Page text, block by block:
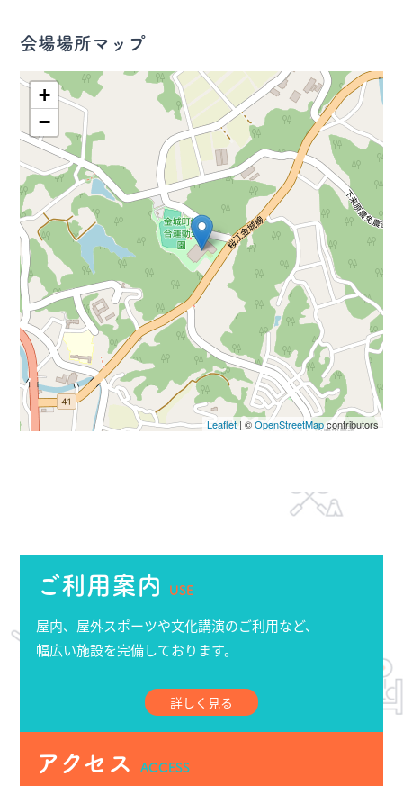
会場場所マップ
+
−
Leaflet| ©OpenStreetMapcontributors
ご利用案内 USE
屋内、屋外スポーツや文化講演のご利用など、
幅広い施設を完備しております。
詳しく見る
アクセス ACCESS